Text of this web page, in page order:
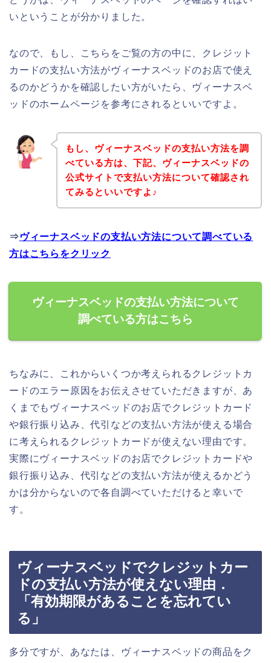
いということが分かりました。
なので、もし、こちらをご覧の方の中に、クレジット
カードの支払い方法がヴィーナスベッドのお店で使え
るのかどうかを確認したい方がいたら、ヴィーナスベ
ッドのホームページを参考にされるといいですよ。
もし、ヴィーナスベッドの支払い方法を調
べている方は、下記、ヴィーナスベッドの
公式サイトで支払い方法について確認され
てみるといいですよ♪
⇒ ヴィーナスベッドの支払い方法について調べている
方はこちらをクリック
ヴィーナスベッドの支払い方法について
調べている方はこちら
ちなみに、これからいくつか考えられるクレジットカ
ードのエラー原因をお伝えさせていただきますが、あ
くまでもヴィーナスベッドのお店でクレジットカード
や銀行振り込み、代引などの支払い方法が使える場合
に考えられるクレジットカードが使えない理由です。
実際にヴィーナスベッドのお店でクレジットカードや
銀行振り込み、代引などの支払い方法が使えるかどう
かは分からないので各自調べていただけると幸いで
す。
ヴィーナスベッドでクレジットカー
ドの支払い方法が使えない理由．
「有効期限があることを忘れてい
る」
多分ですが、あなたは、ヴィーナスベッドの商品をク